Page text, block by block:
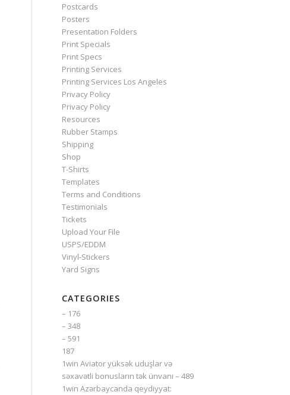
Postcards
Posters
Presentation Folders
Print Specials
Print Specs
Printing Services
Printing Services Los Angeles
Privacy Policy
Privacy Policy
Resources
Rubber Stamps
Shipping
Shop
T-Shirts
Templates
Terms and Conditions
Testimonials
Tickets
Upload Your File
USPS/EDDM
Vinyl-Stickers
Yard Signs
CATEGORIES
– 176
– 348
– 591
187
1win Aviator yüksək uduşlar və
səxavətli bonusların tək ünvanı – 489
1win Azərbaycanda qeydiyyat: